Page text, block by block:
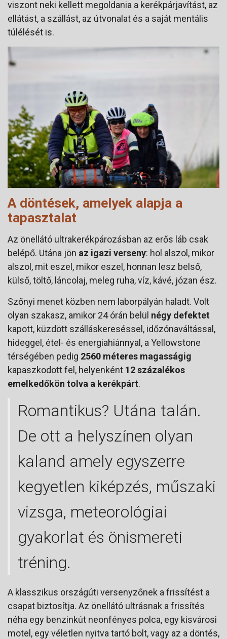
viszont neki kellett megoldania a kerékpárjavítást, az
ellátást, a szállást, az útvonalat és a saját mentális
túlélését is.
A döntések, amelyek alapja a
tapasztalat
Az önellátó ultrakerékpározásban az erős láb csak
belépő. Utána jön az igazi verseny: hol alszol, mikor
alszol, mit eszel, mikor eszel, honnan lesz belső,
külső, töltő, láncolaj, meleg ruha, víz, kávé, józan ész.
Szőnyi menet közben nem laborpályán haladt. Volt
olyan szakasz, amikor 24 órán belül négy defektet
kapott, küzdött szálláskereséssel, időzónaváltással,
hideggel, étel- és energiahiánnyal, a Yellowstone
térségében pedig 2560 méteres magasságig
kapaszkodott fel, helyenként 12 százalékos
emelkedőkön tolva a kerékpárt.
Romantikus? Utána talán.
De ott a helyszínen olyan
kaland amely egyszerre
kegyetlen kiképzés, műszaki
vizsga, meteorológiai
gyakorlat és önismereti
tréning.
A klasszikus országúti versenyzőnek a frissítést a
csapat biztosítja. Az önellátó ultrásnak a frissítés
néha egy benzinkút neonfényes polca, egy kisvárosi
motel, egy véletlen nyitva tartó bolt, vagy az a döntés,